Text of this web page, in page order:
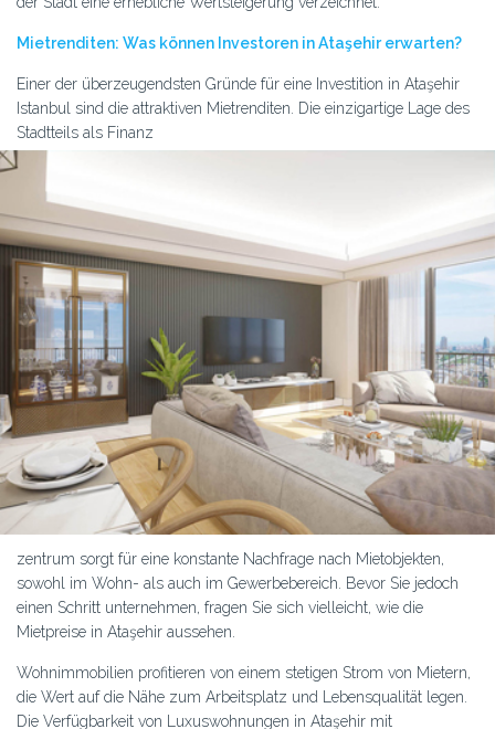
Mietrenditen: Was können Investoren in Ataşehir erwarten?
Einer der überzeugendsten Gründe für eine Investition in Ataşehir
Istanbul sind die attraktiven Mietrenditen. Die einzigartige Lage des
Stadtteils als Finanz
zentrum sorgt für eine konstante Nachfrage nach Mietobjekten,
sowohl im Wohn- als auch im Gewerbebereich. Bevor Sie jedoch
einen Schritt unternehmen, fragen Sie sich vielleicht, wie die
Mietpreise in Ataşehir aussehen.
Wohnimmobilien profitieren von einem stetigen Strom von Mietern,
die Wert auf die Nähe zum Arbeitsplatz und Lebensqualität legen.
Die Verfügbarkeit von Luxuswohnungen in Ataşehir mit